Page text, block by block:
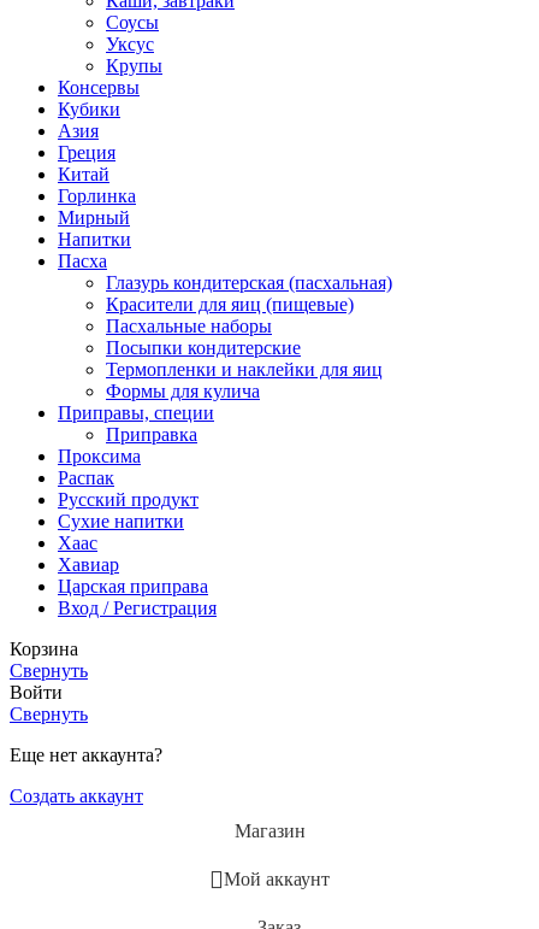
Соусы
Уксус
Крупы
Консервы
Кубики
Азия
Греция
Китай
Горлинка
Мирный
Напитки
Пасха
Глазурь кондитерская (пасхальная)
Красители для яиц (пищевые)
Пасхальные наборы
Посыпки кондитерские
Термопленки и наклейки для яиц
Формы для кулича
Приправы, специи
Приправка
Проксима
Распак
Русский продукт
Сухие напитки
Хаас
Хавиар
Царская приправа
Вход / Регистрация
Корзина
Свернуть
Войти
Свернуть
Еще нет аккаунта?
Создать аккаунт
Магазин
Мой аккаунт